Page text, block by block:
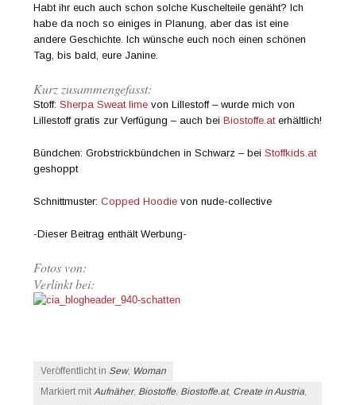
Habt ihr euch auch schon solche Kuschelteile genäht? Ich
habe da noch so einiges in Planung, aber das ist eine
andere Geschichte. Ich wünsche euch noch einen schönen
Tag, bis bald, eure Janine.
Kurz zusammengefasst:
Stoff:Sherpa Sweat lime von Lillestoff – wurde mich von
Lillestoff gratis zur Verfügung – auch beiBiostoffe.aterhältlich!
Bündchen: Grobstrickbündchen in Schwarz – beiStoffkids.at
geshoppt
Schnittmuster:Copped Hoodie von nude-collective
-Dieser Beitrag enthält Werbung-
Fotos von:
Verlinkt bei:
Veröffentlicht in Sew, Woman
Markiert mitAufnäher, Biostoffe, Biostoffe.at, Create in Austria,